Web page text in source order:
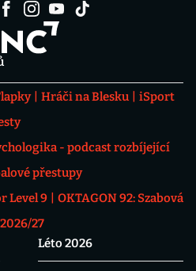
Hráči na Blesku
iSport
- podcast rozbíjející
přestupy
Level 9
OKTAGON 92: Szabová
27
Léto 2026